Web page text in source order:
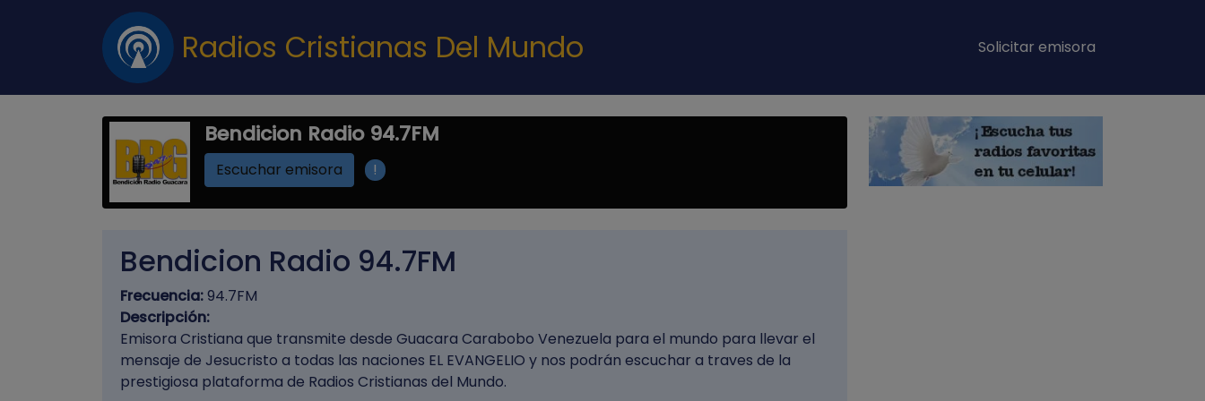
Radios Cristianas Del Mundo Main navigation
Solicitar emisora
Bendicion Radio 94.7FM
Escuchar emisora !
Bendicion Radio 94.7FM
Frecuencia:94.7FM
Descripción:
Emisora Cristiana que transmite desde Guacara Carabobo Venezuela para el mundo para llevar el
mensaje de Jesucristo a todas las naciones EL EVANGELIO y nos podrán escuchar a traves de la
prestigiosa plataforma de Radios Cristianas del Mundo.